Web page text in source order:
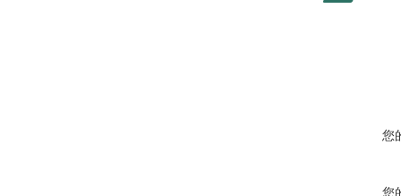
您
您